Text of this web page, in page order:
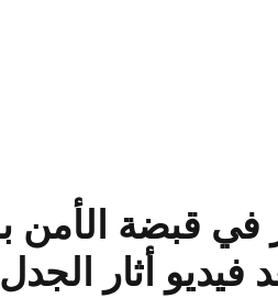
قبضة الأمن
أثار الجدل